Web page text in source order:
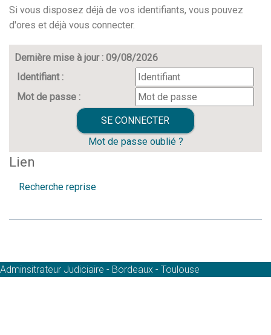
Si vous disposez déjà de vos identifiants, vous pouvez
d'ores et déjà vous connecter.
Dernière mise à jour : 09/08/2026
Identifiant :
Mot de passe :
Mot de passe oublié ?
Lien
Recherche reprise
Adminsitrateur Judiciaire - Bordeaux - Toulouse